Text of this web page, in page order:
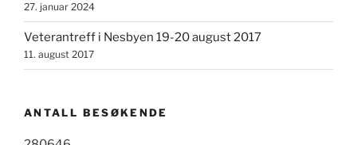
27. januar 2024
Veterantreff i Nesbyen 19-20 august 2017
11. august 2017
ANTALL BESØKENDE